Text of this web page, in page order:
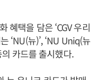
혜택을 담은 ‘CGV 우리
‘NU(뉴)’, ‘NU Uniq(뉴
의 카드를 출시했다.